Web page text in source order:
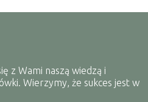
z Wami naszą wiedzą i
Wierzymy, że sukces jest w